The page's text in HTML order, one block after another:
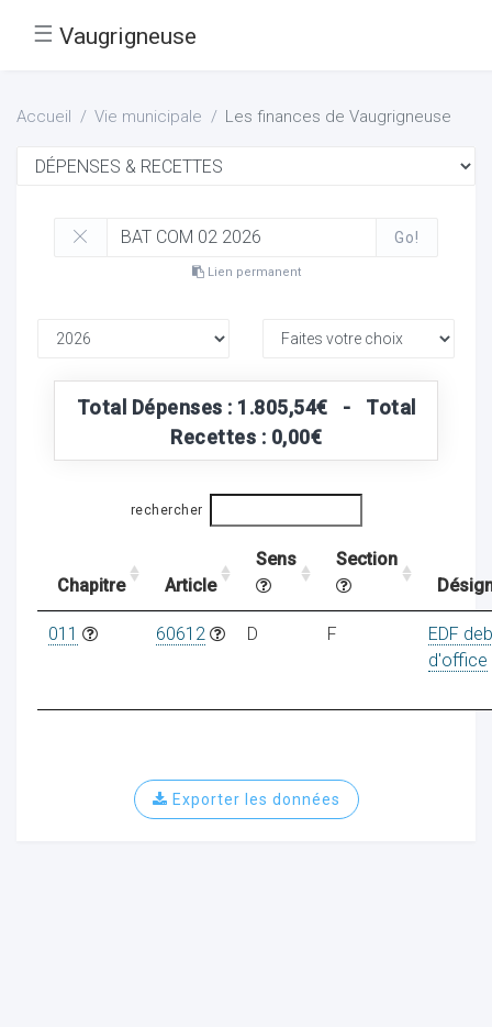
☰ Vaugrigneuse
Accueil Vie municipale Les finances de Vaugrigneuse
Go!
Lien permanent
Total Dépenses : 1.805,54€ - Total
Recettes : 0,00€
rechercher
Chapitre Article
Sens
Section
011 60612 D F
EDF
d'office
Exporter les données